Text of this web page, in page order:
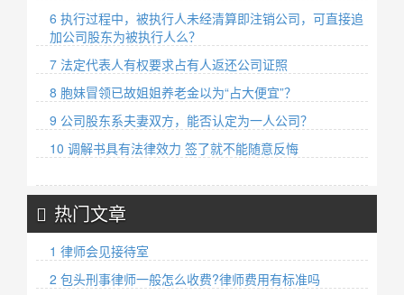
6 执行过程中，被执行人未经清算即注销公司，可直接追
加公司股东为被执行人么？
7 法定代表人有权要求占有人返还公司证照
8 胞妹冒领已故姐姐养老金以为“占大便宜”？
9 公司股东系夫妻双方，能否认定为一人公司？
10 调解书具有法律效力 签了就不能随意反悔
热门文章
1 律师会见接待室
2 包头刑事律师一般怎么收费?律师费用有标准吗